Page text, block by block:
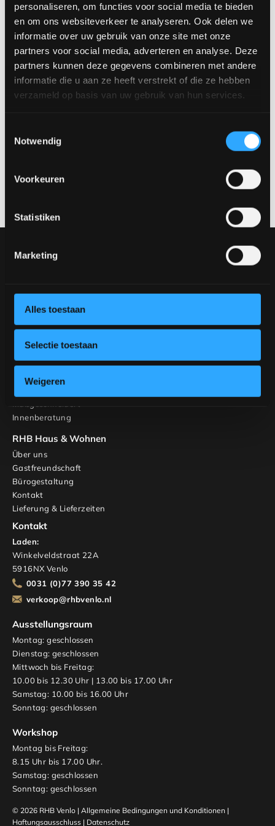
personaliseren, om functies voor social media te bieden
en om ons websiteverkeer te analyseren. Ook delen we
informatie over uw gebruik van onze site met onze
partners voor social media, adverteren en analyse. Deze
partners kunnen deze gegevens combineren met andere
informatie die u aan ze heeft verstrekt of die ze hebben
verzameld op basis van uw gebruik van hun services.
Notwendig
Voorkeuren
Statistiken
Marketing
Alles toestaan
Selectie toestaan
Weigeren
Groß: 83 x 72 cm
Medium: 70 x 47 cm
Klein: 50 x 33 cm
Preis:
Klein: 249 €
Materialien, Farben und Aufstellungen.
Vereinbaren Sie einen
Inspiration
Tische
Banken
Stühle
Innenberatung
RHB Haus & Wohnen
Über uns
Gastfreundschaft
Bürogestaltung
Kontakt
Lieferung & Lieferzeiten
Kontakt
Laden:
Winkelveldstraat 22A
5916NX Venlo
0031 (0)77 390 35 42
verkoop@rhbvenlo.nl
Ausstellungsraum
Montag: geschlossen
Dienstag: geschlossen
Mittwoch bis Freitag:
10.00 bis 12.30 Uhr | 13.00 bis 17.00 Uhr
Samstag: 10.00 bis 16.00 Uhr
Sonntag: geschlossen
Workshop
Montag bis Freitag:
8.15 Uhr bis 17.00 Uhr.
Samstag: geschlossen
Sonntag: geschlossen
© 2026 RHB Venlo | Allgemeine Bedingungen und Konditionen |
Haftungsausschluss | Datenschutz